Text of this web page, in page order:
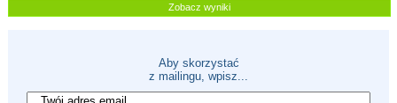
Zobacz wyniki
Aby skorzystać
z mailingu, wpisz...